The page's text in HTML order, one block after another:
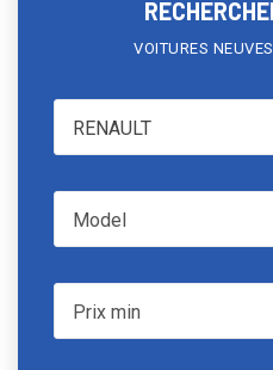
VOITURES
RENAULTRENAULT
ModelModel
Prix minPrix min